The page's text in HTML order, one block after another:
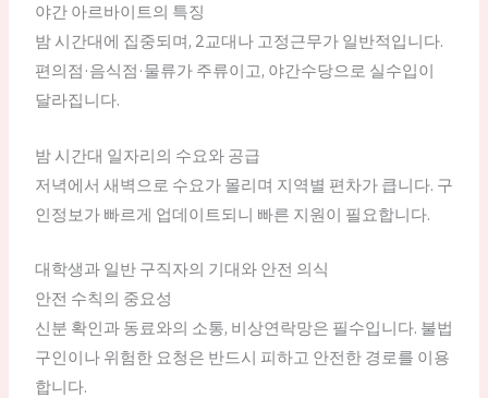
야간 아르바이트의 특징
밤 시간대에 집중되며, 2교대나 고정근무가 일반적입니다.
편의점·음식점·물류가 주류이고, 야간수당으로 실수입이
달라집니다.
밤 시간대 일자리의 수요와 공급
저녁에서 새벽으로 수요가 몰리며 지역별 편차가 큽니다. 구
인정보가 빠르게 업데이트되니 빠른 지원이 필요합니다.
대학생과 일반 구직자의 기대와 안전 의식
안전 수칙의 중요성
신분 확인과 동료와의 소통, 비상연락망은 필수입니다. 불법
구인이나 위험한 요청은 반드시 피하고 안전한 경로를 이용
합니다.